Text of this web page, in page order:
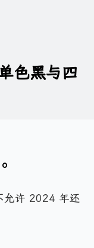
色黑与四
允许 2024 年还